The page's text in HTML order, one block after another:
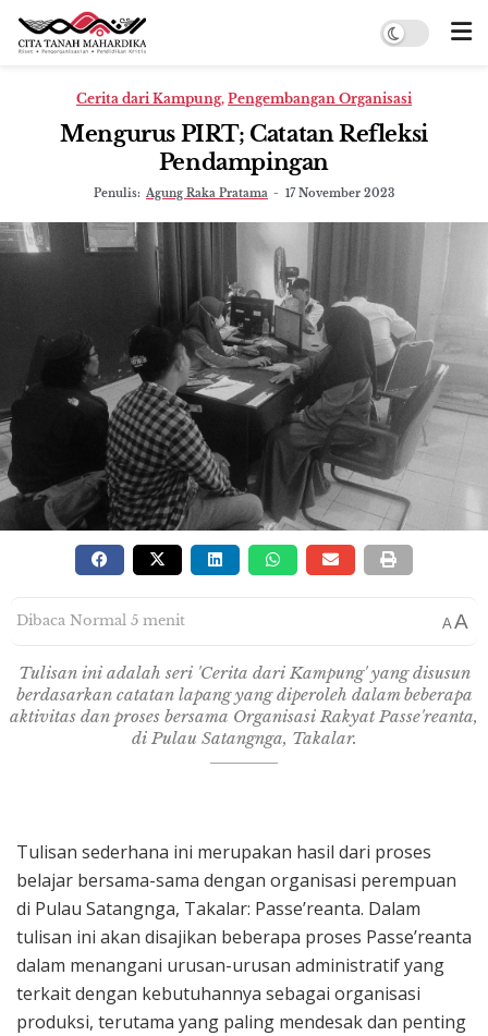
Cerita dari Kampung, Pengembangan Organisasi
Mengurus PIRT; Catatan Refleksi
Pendampingan
Penulis: Agung Raka Pratama - 17 November 2023
Dibaca Normal 5 menit A A
Tulisan ini adalah seri 'Cerita dari Kampung' yang disusun
berdasarkan catatan lapang yang diperoleh dalam beberapa
aktivitas dan proses bersama Organisasi Rakyat Passe'reanta,
di Pulau Satangnga, Takalar.
Tulisan sederhana ini merupakan hasil dari proses
belajar bersama-sama dengan organisasi perempuan
di Pulau Satangnga, Takalar: Passe’reanta. Dalam
tulisan ini akan disajikan beberapa proses Passe’reanta
dalam menangani urusan-urusan administratif yang
terkait dengan kebutuhannya sebagai organisasi
produksi, terutama yang paling mendesak dan penting